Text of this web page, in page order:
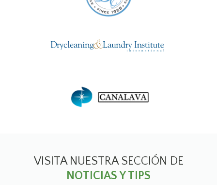
VISITA NUESTRA SECCIÓN DE
NOTICIAS Y TIPS